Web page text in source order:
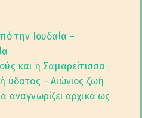
την Ιουδαία –
και η Σαμαρείτισσα
ύδατος – Αιώνιος ζωή
αναγνωρίζει αρχικά ως